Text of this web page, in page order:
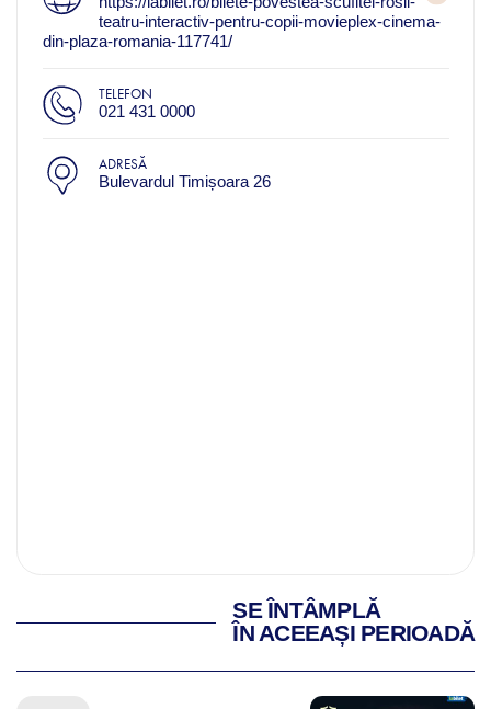
teatru-interactiv-pentru-copii-movieplex-cinema-
din-plaza-romania-117741/
TELEFON
021 431 0000
ADRESĂ
Bulevardul Timișoara 26
SE ÎNTÂMPLĂ
ÎN ACEEAȘI PERIOADĂ